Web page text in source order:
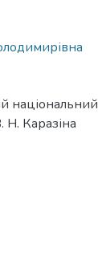
національний
Н. Каразіна